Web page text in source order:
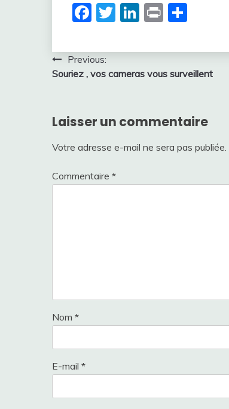
Facebook
Twitter
LinkedIn
Print
Navigation
de
Previous:
Souriez , vos cameras vous surveillent
Laisser un commentaire
Votre adresse e-mail ne sera pas publiée.
Commentaire *
Nom *
E-mail *